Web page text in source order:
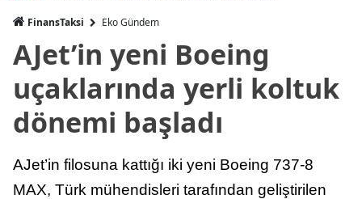
FinansTaksi Eko Gündem
AJet’in yeni Boeing
uçaklarında yerli koltuk
dönemi başladı
AJet’in filosuna kattığı iki yeni Boeing 737-8
MAX, Türk mühendisleri tarafından geliştirilen